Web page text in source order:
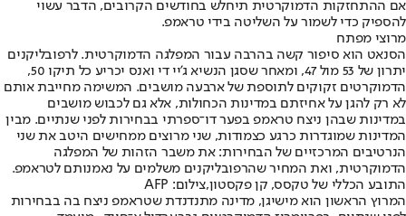
אם ההתחזקות הדמוקרטית תיחלש בחודשים הקרובים, הדבר עשוי
להספיק כדי לשמור על השליטה בידי טראמפ.
מרוצי מפתח
הסנאט הוא סיפור קשה בהרבה עבור המפלגה הדמוקרטית. לרפובליקנים
יתרון של 53 מול 47, ומאחר שסגן הנשיא ג'יי די ואנס יכריע כל תיקו 50,
הדמוקרטים זקוקים לתוספת של ארבעה מושבים. המשימה מחייבת אותם
לא רק להגן על אחיזתם במדינות הכחולות, אלא גם לכבוש מושבים
במדינות שבהן ניצח טראמפ בפער דו־ספרתי בבחירות לפני שנתיים. מבין
המדינות שמוגדרות כרגע כצמודות, שני מרוצים ממחישים היטב את שני
הנרטיבים המרכזיים של הבחירות: את משבר הזהות של המפלגה
הדמוקרטית, ואת המחיר שהרפובליקנים משלמים על נאמנותם לטראמפ.
התובע הכללי של טקסס, קן פקסטון,צילום: AFP
המרוץ הראשון הוא מישיגן, מדינה מתנדנדת שטראמפ ניצח בה בבחירות